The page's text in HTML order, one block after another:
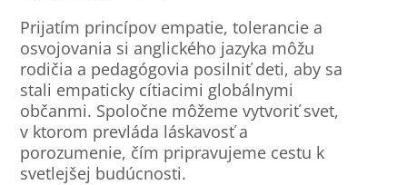
Prijatím princípov empatie, tolerancie a
osvojovania si anglického jazyka môžu
rodičia a pedagógovia posilniť deti, aby sa
stali empaticky cítiacimi globálnymi
občanmi. Spoločne môžeme vytvoriť svet,
v ktorom prevláda láskavosť a
porozumenie, čím pripravujeme cestu k
svetlejšej budúcnosti.